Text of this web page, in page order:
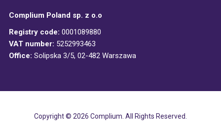
Complium Poland sp. z o.o
Registry code: 0001089880
VAT number: 5252993463
Office: Solipska 3/5, 02-482 Warszawa
Copyright © 2026 Complium. All Rights Reserved.